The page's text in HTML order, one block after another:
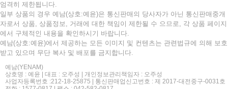
엄격히 제한됩니다.
일부 상품의 경우 예남(상호:예윤)은 통신판매의 당사자가 아닌 통신판매중개
자로서 상품, 상품정보, 거래에 대한 책임이 제한될 수 으므로, 각 상품 페이지
에서 구체적인 내용을 확인하시기 바랍니다.
예남(상호:예윤)에서 제공하는 모든 이미지 및 컨텐츠는 관련법규에 의해 보호
받고 있으며 무단 복사 및 배포를 금지합니다.
예남(YENAM)
상호명 : 예윤 | 대표 : 오주성 | 개인정보관리책임자 : 오주성
사업자등록번호 :212-18-25875 | 통신판매업신고번호 : 제 2017-대전중구-0031호